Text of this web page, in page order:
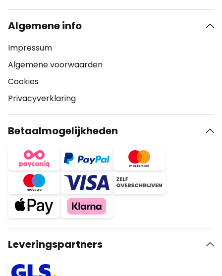
Algemene info
Impressum
Algemene voorwaarden
Cookies
Privacyverklaring
Betaalmogelijkheden
Leveringspartners